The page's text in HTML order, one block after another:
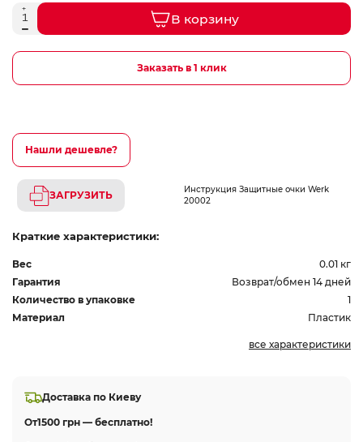
В корзину
Заказать в 1 клик
Нашли дешевле?
ЗАГРУЗИТЬ
Инструкция Защитные очки Werk
20002
Краткие характеристики:
Вес
0.01 кг
Гарантия
Возврат/обмен 14 дней
Количество в упаковке
1
Материал
Пластик
все характеристики
Доставка по Киеву
От1500 грн — бесплатно!